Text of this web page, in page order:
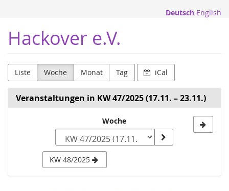
Inhalt
springen
Deutsch English
Hackover e.V.
Liste Woche Monat Tag iCal
Veranstaltungen in KW 47/2025 (17.11. – 23.11.)
zur
Anzeige
auswählen
Woche
KW 48/2025